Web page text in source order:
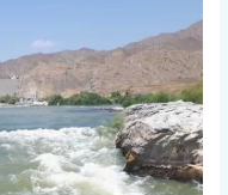
پیچیده
آلودگی
رود
ارس